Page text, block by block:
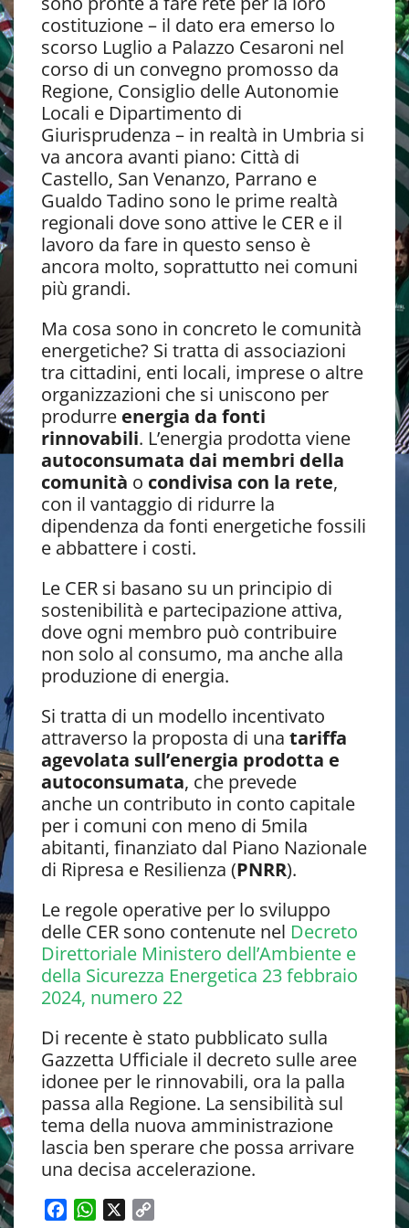
costituzione – il dato era emerso lo
scorso Luglio a Palazzo Cesaroni nel
corso di un convegno promosso da
Regione, Consiglio delle Autonomie
Locali e Dipartimento di
Giurisprudenza – in realtà in Umbria si
va ancora avanti piano: Città di
Castello, San Venanzo, Parrano e
Gualdo Tadino sono le prime realtà
regionali dove sono attive le CER e il
lavoro da fare in questo senso è
ancora molto, soprattutto nei comuni
più grandi.
Ma cosa sono in concreto le comunità
energetiche? Si tratta di associazioni
tra cittadini, enti locali, imprese o altre
organizzazioni che si uniscono per
produrre energia da fonti
rinnovabili. L’energia prodotta viene
autoconsumata dai membri della
comunità o condivisa con la rete,
con il vantaggio di ridurre la
dipendenza da fonti energetiche fossili
e abbattere i costi.
Le CER si basano su un principio di
sostenibilità e partecipazione attiva,
dove ogni membro può contribuire
non solo al consumo, ma anche alla
produzione di energia.
Si tratta di un modello incentivato
attraverso la proposta di una tariffa
agevolata sull’energia prodotta e
autoconsumata, che prevede
anche un contributo in conto capitale
per i comuni con meno di 5mila
abitanti, finanziato dal Piano Nazionale
di Ripresa e Resilienza (PNRR).
Le regole operative per lo sviluppo
delle CER sono contenute nel Decreto
Direttoriale Ministero dell’Ambiente e
della Sicurezza Energetica 23 febbraio
2024, numero 22
Di recente è stato pubblicato sulla
Gazzetta Ufficiale il decreto sulle aree
idonee per le rinnovabili, ora la palla
passa alla Regione. La sensibilità sul
tema della nuova amministrazione
lascia ben sperare che possa arrivare
una decisa accelerazione.
W